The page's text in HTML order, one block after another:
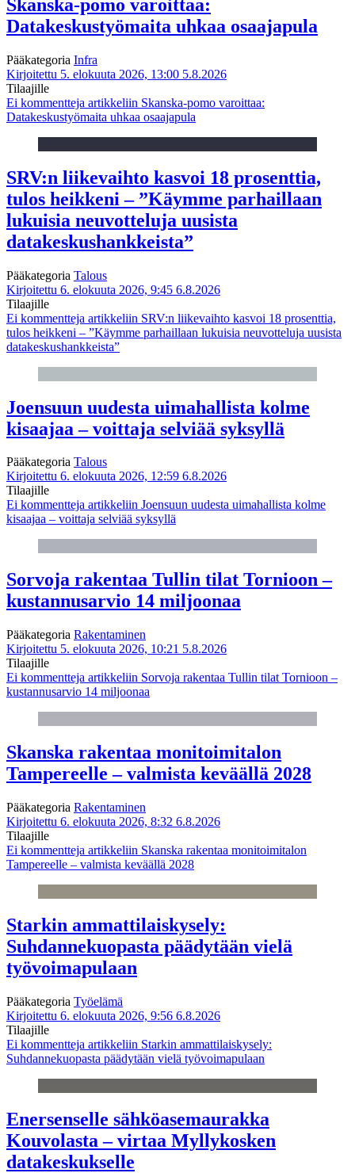
Skanska-pomo varoittaa:
Datakeskustyömaita uhkaa osaajapula
Pääkategoria Infra
Kirjoitettu 5. elokuuta 2026, 13:00 5.8.2026
Tilaajille
Ei kommentteja artikkeliin Skanska-pomo varoittaa:
Datakeskustyömaita uhkaa osaajapula
SRV:n liikevaihto kasvoi 18 prosenttia,
tulos heikkeni – ”Käymme parhaillaan
lukuisia neuvotteluja uusista
datakeskushankkeista”
Pääkategoria Talous
Kirjoitettu 6. elokuuta 2026, 9:45 6.8.2026
Tilaajille
Ei kommentteja artikkeliin SRV:n liikevaihto kasvoi 18 prosenttia,
tulos heikkeni – ”Käymme parhaillaan lukuisia neuvotteluja uusista
datakeskushankkeista”
Joensuun uudesta uimahallista kolme
kisaajaa – voittaja selviää syksyllä
Pääkategoria Talous
Kirjoitettu 6. elokuuta 2026, 12:59 6.8.2026
Tilaajille
Ei kommentteja artikkeliin Joensuun uudesta uimahallista kolme
kisaajaa – voittaja selviää syksyllä
Sorvoja rakentaa Tullin tilat Tornioon –
kustannusarvio 14 miljoonaa
Pääkategoria Rakentaminen
Kirjoitettu 5. elokuuta 2026, 10:21 5.8.2026
Tilaajille
Ei kommentteja artikkeliin Sorvoja rakentaa Tullin tilat Tornioon –
kustannusarvio 14 miljoonaa
Skanska rakentaa monitoimitalon
Tampereelle – valmista keväällä 2028
Pääkategoria Rakentaminen
Kirjoitettu 6. elokuuta 2026, 8:32 6.8.2026
Tilaajille
Ei kommentteja artikkeliin Skanska rakentaa monitoimitalon
Tampereelle – valmista keväällä 2028
Starkin ammattilaiskysely:
Suhdannekuopasta päädytään vielä
työvoimapulaan
Pääkategoria Työelämä
Kirjoitettu 6. elokuuta 2026, 9:56 6.8.2026
Tilaajille
Ei kommentteja artikkeliin Starkin ammattilaiskysely:
Suhdannekuopasta päädytään vielä työvoimapulaan
Enersenselle sähköasemaurakka
Kouvolasta – virtaa Myllykosken
datakeskukselle